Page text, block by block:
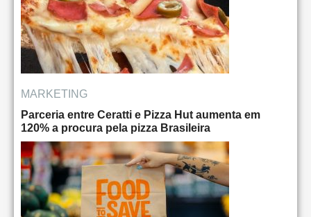
MARKETING
Parceria entre Ceratti e Pizza Hut aumenta em
120% a procura pela pizza Brasileira